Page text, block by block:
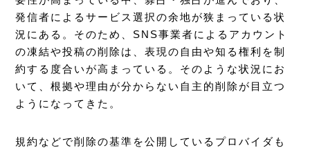
発信者によるサービス選択の余地が狭まっている状
況にある。そのため、SNS事業者によるアカウント
の凍結や投稿の削除は、表現の自由や知る権利を制
約する度合いが高まっている。そのような状況にお
いて、根拠や理由が分からない自主的削除が目立つ
ようになってきた。
規約などで削除の基準を公開しているプロバイダも